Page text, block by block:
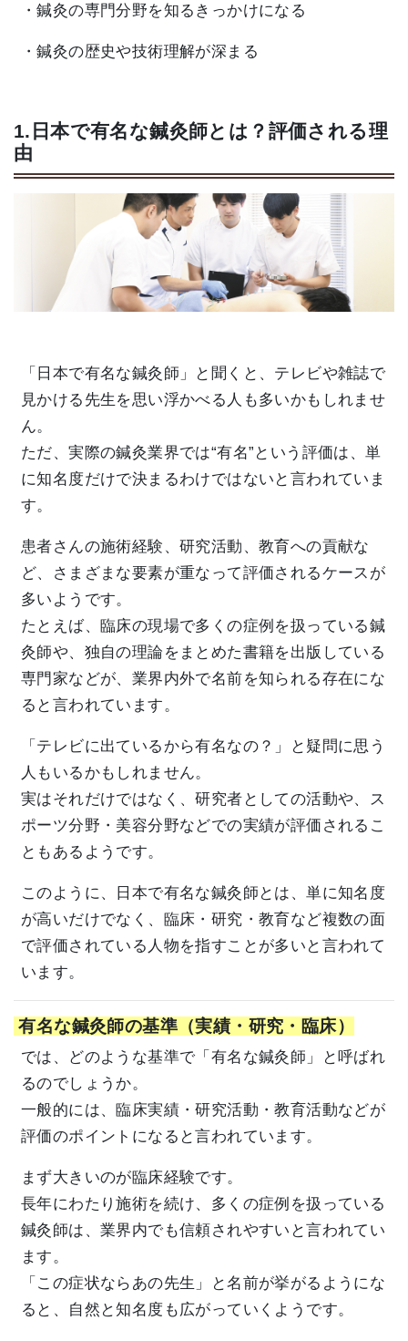
・鍼灸の専門分野を知るきっかけになる
・鍼灸の歴史や技術理解が深まる
1.日本で有名な鍼灸師とは？評価される理
由
「日本で有名な鍼灸師」と聞くと、テレビや雑誌で
見かける先生を思い浮かべる人も多いかもしれませ
ん。
ただ、実際の鍼灸業界では“有名”という評価は、単
に知名度だけで決まるわけではないと言われていま
す。
患者さんの施術経験、研究活動、教育への貢献な
ど、さまざまな要素が重なって評価されるケースが
多いようです。
たとえば、臨床の現場で多くの症例を扱っている鍼
灸師や、独自の理論をまとめた書籍を出版している
専門家などが、業界内外で名前を知られる存在にな
ると言われています。
「テレビに出ているから有名なの？」と疑問に思う
人もいるかもしれません。
実はそれだけではなく、研究者としての活動や、ス
ポーツ分野・美容分野などでの実績が評価されるこ
ともあるようです。
このように、日本で有名な鍼灸師とは、単に知名度
が高いだけでなく、臨床・研究・教育など複数の面
で評価されている人物を指すことが多いと言われて
います。
有名な鍼灸師の基準（実績・研究・臨床）
では、どのような基準で「有名な鍼灸師」と呼ばれ
るのでしょうか。
一般的には、臨床実績・研究活動・教育活動などが
評価のポイントになると言われています。
まず大きいのが臨床経験です。
長年にわたり施術を続け、多くの症例を扱っている
鍼灸師は、業界内でも信頼されやすいと言われてい
ます。
「この症状ならあの先生」と名前が挙がるようにな
ると、自然と知名度も広がっていくようです。